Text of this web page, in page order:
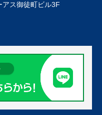
ス御徒町ビル3F